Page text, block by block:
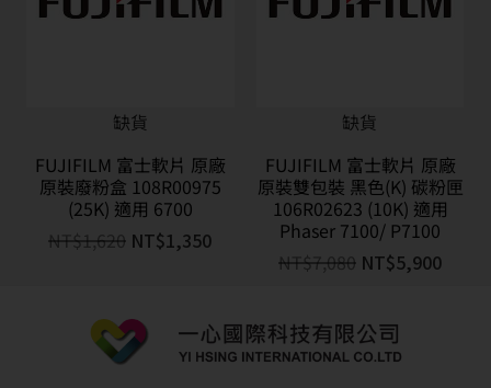
缺貨
FUJIFILM 富士軟片 原廠
原裝廢粉盒 108R00975
(25K) 適用 6700
NT$ 1,620 NT$1,350
缺貨
FUJIFILM 富士軟片 原廠
原裝雙包裝 黑色(K) 碳粉匣
106R02623 (10K) 適用
Phaser 7100/ P7100
NT$ 7,080 NT$5,900